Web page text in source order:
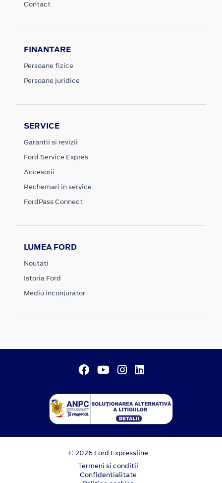
Contact
FINANTARE
Persoane fizice
Persoane juridice
SERVICE
Garantii si revizii
Ford Service Expres
Accesorii
Rechemari in service
FordPass Connect
LUMEA FORD
Noutati
Istoria Ford
Mediu inconjurator
© 2026 Ford Expressline
Termeni si conditii
Confidentialitate